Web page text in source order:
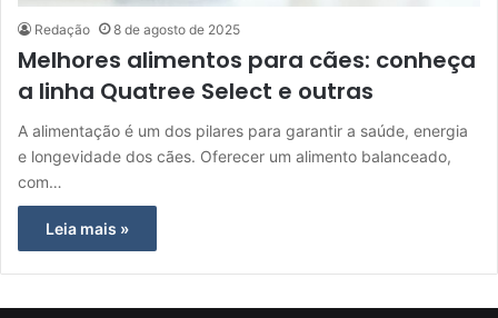
Redação 8 de agosto de 2025
Melhores alimentos para cães: conheça
a linha Quatree Select e outras
A alimentação é um dos pilares para garantir a saúde, energia
e longevidade dos cães. Oferecer um alimento balanceado,
com…
Leia mais »